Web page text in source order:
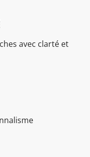
avec clarté et